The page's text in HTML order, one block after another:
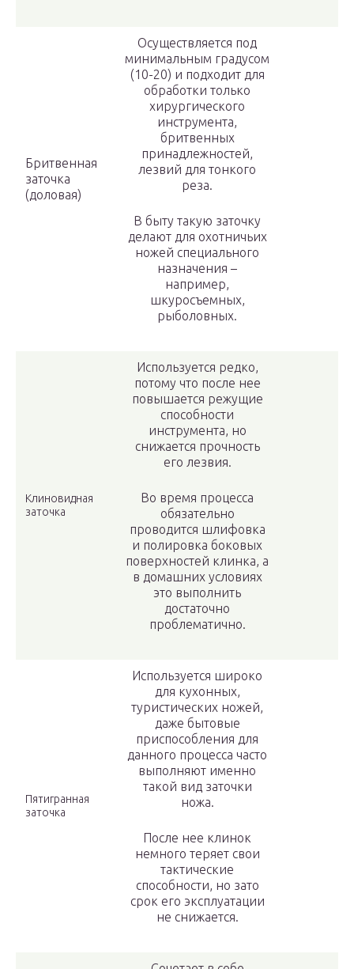
Бритвенная
заточка
(доловая)
Осуществляется под
минимальным градусом
(10-20) и подходит для
обработки только
хирургического
инструмента,
бритвенных
принадлежностей,
лезвий для тонкого
реза.
В быту такую заточку
делают для охотничьих
ножей специального
назначения –
например,
шкуросъемных,
рыболовных.
Клиновидная
заточка
Используется редко,
потому что после нее
повышается режущие
способности
инструмента, но
снижается прочность
его лезвия.
Во время процесса
обязательно
проводится шлифовка
и полировка боковых
поверхностей клинка, а
в домашних условиях
это выполнить
достаточно
проблематично.
Пятигранная
заточка
Используется широко
для кухонных,
туристических ножей,
даже бытовые
приспособления для
данного процесса часто
выполняют именно
такой вид заточки
ножа.
После нее клинок
немного теряет свои
тактические
способности, но зато
срок его эксплуатации
не снижается.